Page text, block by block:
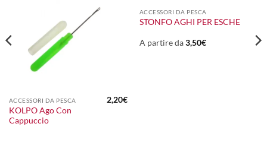
ACCESSORI DA PESCA
KOLPO Ago Con
Cappuccio
2,20€
ACCESSORI DA PESCA
STONFO AGHI PER ESCHE
A partire da3,50€